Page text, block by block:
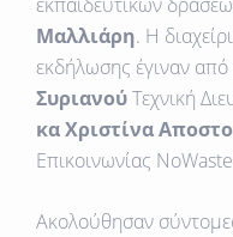
Μαλλιάρη. Η
εκδήλωσης έγιναν από
ΣυριανούΤεχνική
κα Χριστίνα
Επικοινωνίας
Ακολούθησαν